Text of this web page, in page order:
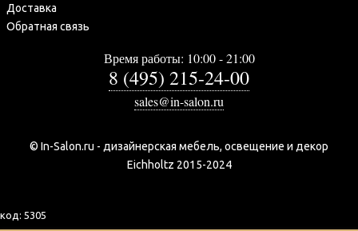
Доставка
Обратная связь
Время работы: 10:00 - 21:00
8 (495) 215-24-00
sales@in-salon.ru
© In-Salon.ru - дизайнерская мебель, освещение и декор
Eichholtz 2015-2024
код: 5305